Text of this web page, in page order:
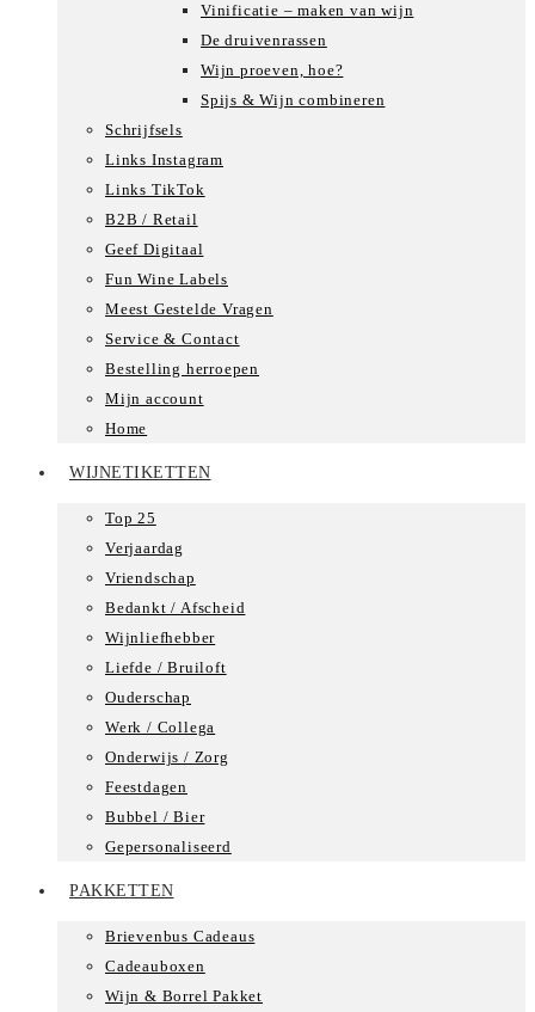
Vinificatie – maken van wijn
De druivenrassen
Wijn proeven, hoe?
Spijs & Wijn combineren
Schrijfsels
Links Instagram
Links TikTok
B2B / Retail
Geef Digitaal
Fun Wine Labels
Meest Gestelde Vragen
Service & Contact
Bestelling herroepen
Mijn account
Home
WIJNETIKETTEN
Top 25
Verjaardag
Vriendschap
Bedankt / Afscheid
Wijnliefhebber
Liefde / Bruiloft
Ouderschap
Werk / Collega
Onderwijs / Zorg
Feestdagen
Bubbel / Bier
Gepersonaliseerd
PAKKETTEN
Brievenbus Cadeaus
Cadeauboxen
Wijn & Borrel Pakket